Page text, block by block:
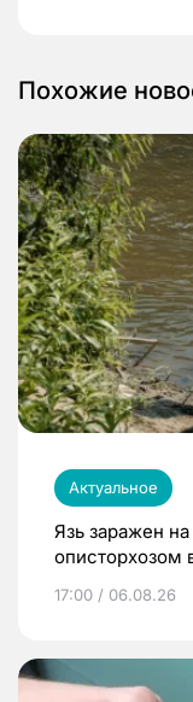
Похожие
Актуальное
Язь заражен
описторхозом
17:00 / 06.08.26